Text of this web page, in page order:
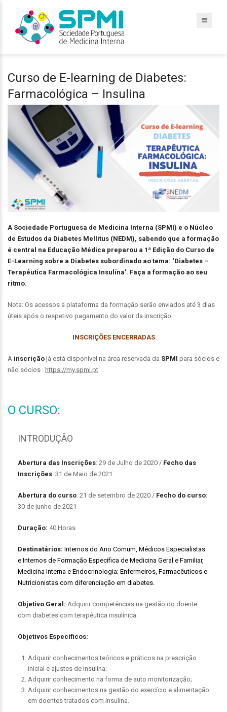
Curso de E-learning de Diabetes:
Farmacológica – Insulina
A Sociedade Portuguesa de Medicina Interna (SPMI) e o Núcleo
de Estudos da Diabetes Mellitus (NEDM), sabendo que a formação
é central na Educação Médica preparou a 1ª Edição do Curso de
E-Learning sobre a Diabetes subordinado ao tema: ‘Diabetes –
Terapêutica Farmacológica Insulína’. Faça a formação ao seu
ritmo.
Nota: Os acessos à plataforma da formação serão enviados até 3 dias
úteis após o respetivo pagamento do valor da inscrição.
INSCRIÇÕES ENCERRADAS
A inscrição já está disponível na área reservada da SPMI para sócios e
não sócios : https://my.spmi.pt
O CURSO:
INTRODUÇÃO
Abertura das Inscrições: 29 de Julho de 2020 / Fecho das
Inscrições: 31 de Maio de 2021
Abertura do curso: 21 de setembro de 2020 / Fecho do curso:
30 de junho de 2021
Duração: 40 Horas
Destinatários: Internos do Ano Comum, Médicos Especialistas
e Internos de Formação Específica de Medicina Geral e Familiar,
Medicina Interna e Endocrinologia; Enfermeiros, Farmacêuticos e
Nutricionistas com diferenciação em diabetes.
Objetivo Geral: Adquirir competências na gestão do doente
com diabetes com terapêutica insulínica.
Objetivos Específicos:
Adquirir conhecimentos teóricos e práticos na prescrição
inicial e ajustes de insulina;
Adquirir conhecimento na forma de auto monitorização;
Adquirir conhecimentos na gestão do exercício e alimentação
em doentes tratados com insulina.